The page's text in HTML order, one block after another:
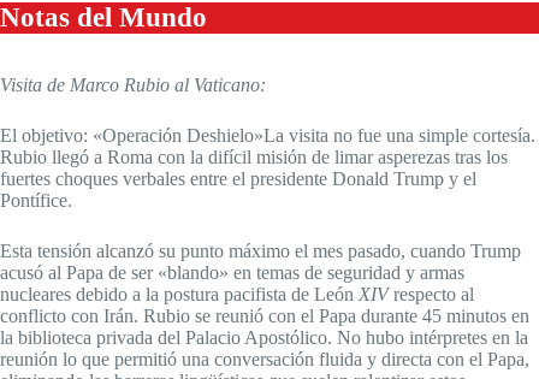
Notas del Mundo
Visita de Marco Rubio al Vaticano:
El objetivo: «Operación Deshielo»La visita no fue una simple cortesía.
Rubio llegó a Roma con la difícil misión de limar asperezas tras los
fuertes choques verbales entre el presidente Donald Trump y el
Pontífice.
Esta tensión alcanzó su punto máximo el mes pasado, cuando Trump
acusó al Papa de ser «blando» en temas de seguridad y armas
nucleares debido a la postura pacifista de León XIVrespecto al
conflicto con Irán. Rubio se reunió con el Papa durante 45 minutos en
la biblioteca privada del Palacio Apostólico. No hubo intérpretes en la
reunión lo que permitió una conversación fluida y directa con el Papa,